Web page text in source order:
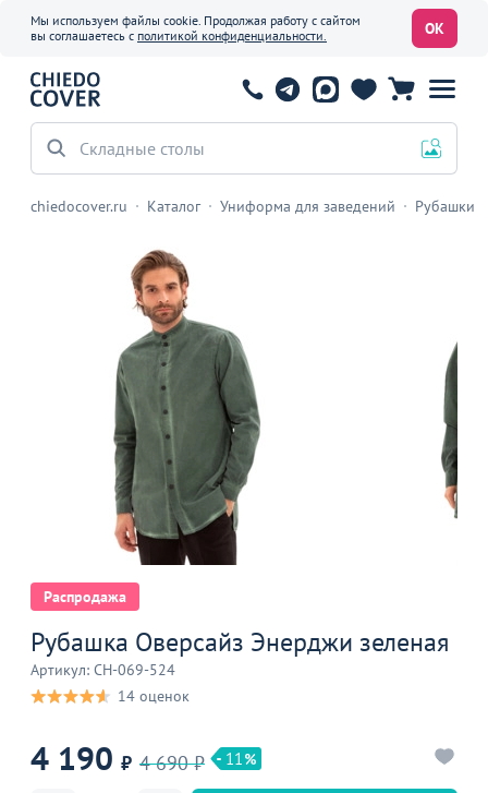
Мы используем файлы cookie. Продолжая работу с сайтом
вы соглашаетесь с политикой конфиденциальности. ОК
Складные столы
chiedocover.ru Каталог Униформа для заведений Рубашки
Распродажа
Рубашка Оверсайз Энерджи зеленая
Артикул: CH-069-524
14 оценок
4 190 ₽ 4 690 ₽ 11